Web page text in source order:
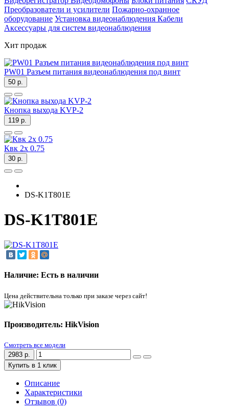
Преобразователи и усилители Пожарно-охранное
оборудование Установка видеонаблюдения Кабели
Аксессуары для систем видеонаблюдения
Хит продаж
PW01 Разъем питания видеонаблюдения под винт
50 р.
Кнопка выхода KVP-2
119 р.
Квк 2х 0.75
30 р.
DS-K1T801E
DS-K1T801E
Наличие: Есть в наличии
Цена действительна только при заказе через сайт!
Производитель: HikVision
Смотреть все модели
2983 р.
Купить в 1 клик
Описание
Характеристики
Отзывов (0)